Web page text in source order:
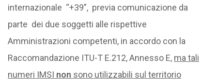
internazionale “+39”, previa comunicazione da
parte dei due soggetti alle rispettive
Amministrazioni competenti, in accordo con la
Raccomandazione ITU-T E.212, Annesso E, ma tali
numeri IMSI non sono utilizzabili sul territorio